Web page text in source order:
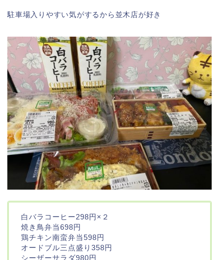
駐車場入りやすい気がするから並木店が好き
白バラコーヒー298円×２
焼き鳥弁当698円
鶏チキン南蛮弁当598円
オードブル三点盛り358円
シーザーサラダ980円